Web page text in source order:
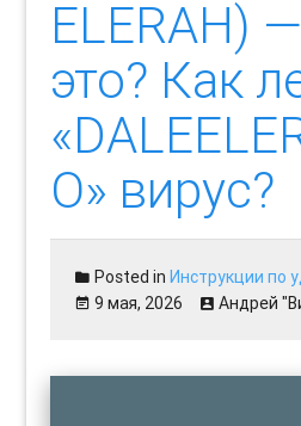
ELERAH)
это? Как
O» вирус?
Posted inИнструкции по
9 мая, 2026
Андрей